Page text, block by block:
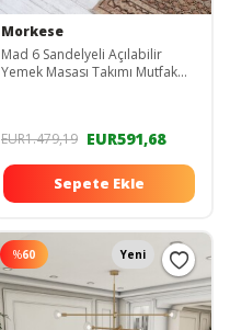
Morkese
Mad 6 Sandelyeli Açılabilir
Yemek Masası Takımı Mutfak
EUR1.479,19 EUR591,68
Sepete Ekle
%60 Yeni